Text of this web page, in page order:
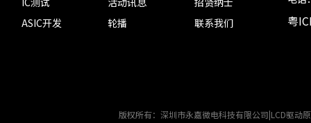
ASIC开发
轮播
联系我们
粤
版权所有：深圳市永嘉微电科技有限公司|LCD驱动